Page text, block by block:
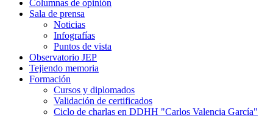
Columnas de opinión
Sala de prensa
Noticias
Infografías
Puntos de vista
Observatorio JEP
Tejiendo memoria
Formación
Cursos y diplomados
Validación de certificados
Ciclo de charlas en DDHH "Carlos Valencia García"